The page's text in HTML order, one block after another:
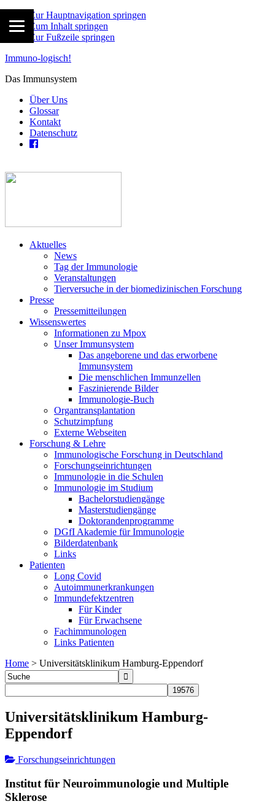
Zur Hauptnavigation springen
Zum Inhalt springen
Zur Fußzeile springen
Immuno-logisch!
Das Immunsystem
Über Uns
Glossar
Kontakt
Datenschutz
Aktuelles
News
Tag der Immunologie
Veranstaltungen
Tierversuche in der biomedizinischen Forschung
Presse
Pressemitteilungen
Wissenswertes
Informationen zu Mpox
Unser Immunsystem
Das angeborene und das erworbene
Immunsystem
Die menschlichen Immunzellen
Faszinierende Bilder
Immunologie-Buch
Organtransplantation
Schutzimpfung
Externe Webseiten
Forschung & Lehre
Immunologische Forschung in Deutschland
Forschungseinrichtungen
Immunologie in die Schulen
Immunologie im Studium
Bachelorstudiengänge
Masterstudiengänge
Doktorandenprogramme
DGfI Akademie für Immunologie
Bilderdatenbank
Links
Patienten
Long Covid
Autoimmunerkrankungen
Immundefektzentren
Für Kinder
Für Erwachsene
Fachimmunologen
Links Patienten
Home > Universitätsklinikum Hamburg-Eppendorf
Universitätsklinikum Hamburg-
Eppendorf
Forschungseinrichtungen
Institut für Neuroimmunologie und Multiple
Sklerose